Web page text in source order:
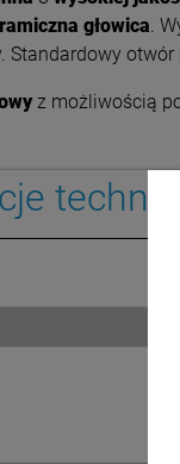
głowica.
Standardowy
z możliwością